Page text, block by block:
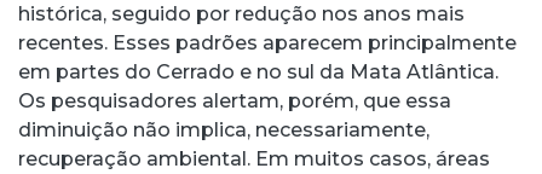
histórica, seguido por redução nos anos mais
recentes. Esses padrões aparecem principalmente
em partes do Cerrado e no sul da Mata Atlântica.
Os pesquisadores alertam, porém, que essa
diminuição não implica, necessariamente,
recuperação ambiental. Em muitos casos, áreas